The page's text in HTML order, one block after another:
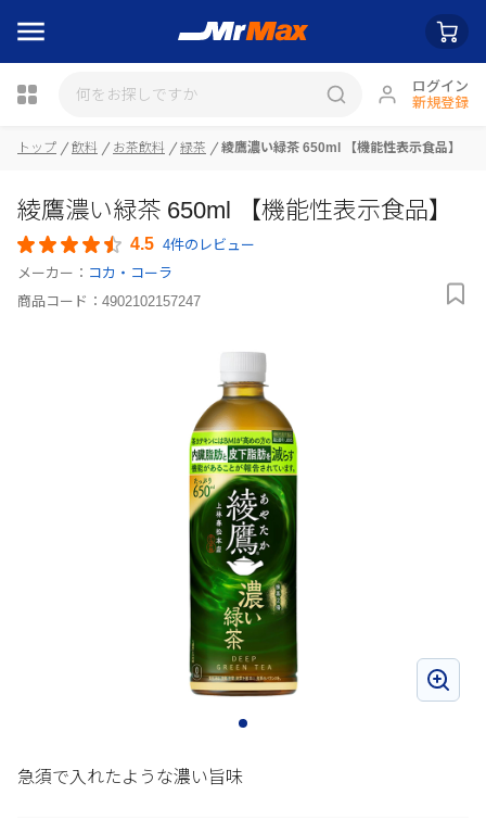
ログイン
新規登録
瓶詰
トップ 飲料 お茶飲料 緑茶 綾鷹濃い緑茶 650ml 【機能性表示食品】
綾鷹濃い緑茶 650ml 【機能性表示食品】
4.5 4件のレビュー
メーカー： コカ・コーラ
商品コード： 4902102157247
急須で入れたような濃い旨味